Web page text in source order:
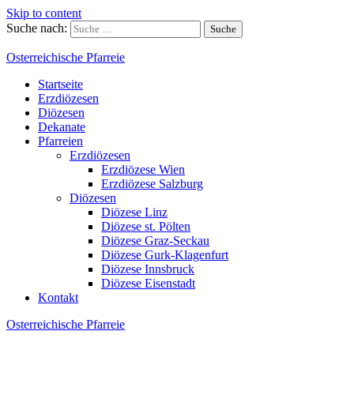
Skip to content
Suche nach:
Osterreichische Pfarreie
Startseite
Erzdiözesen
Diözesen
Dekanate
Pfarreien
Erzdiözesen
Erzdiözese Wien
Erzdiözese Salzburg
Diözesen
Diözese Linz
Diözese st. Pölten
Diözese Graz-Seckau
Diözese Gurk-Klagenfurt
Diözese Innsbruck
Diözese Eisenstadt
Kontakt
Osterreichische Pfarreie